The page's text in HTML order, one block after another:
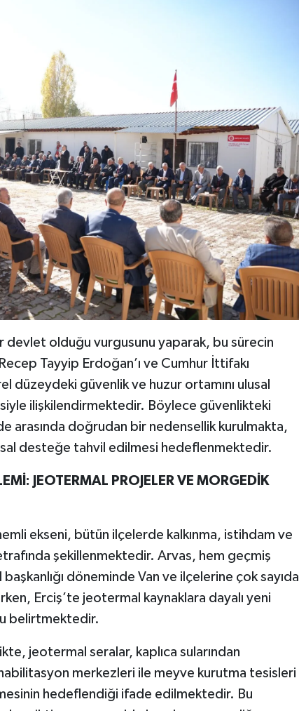
devlet olduğu vurgusunu yaparak, bu sürecin
Tayyip Erdoğan’ı ve Cumhur İttifakı
düzeydeki güvenlik ve huzur ortamını ulusal
ilişkilendirmektedir. Böylece güvenlikteki
arasında doğrudan bir nedensellik kurulmakta,
desteğe tahvil edilmesi hedeflenmektedir.
JEOTERMAL PROJELER VE MORGEDİK
ekseni, bütün ilçelerde kalkınma, istihdam ve
şekillenmektedir. Arvas, hem geçmiş
döneminde Van ve ilçelerine çok sayıda
Erciş’te jeotermal kaynaklara dayalı yeni
belirtmektedir.
jeotermal seralar, kaplıca sularından
merkezleri ile meyve kurutma tesisleri
hedeflendiği ifade edilmektedir. Bu